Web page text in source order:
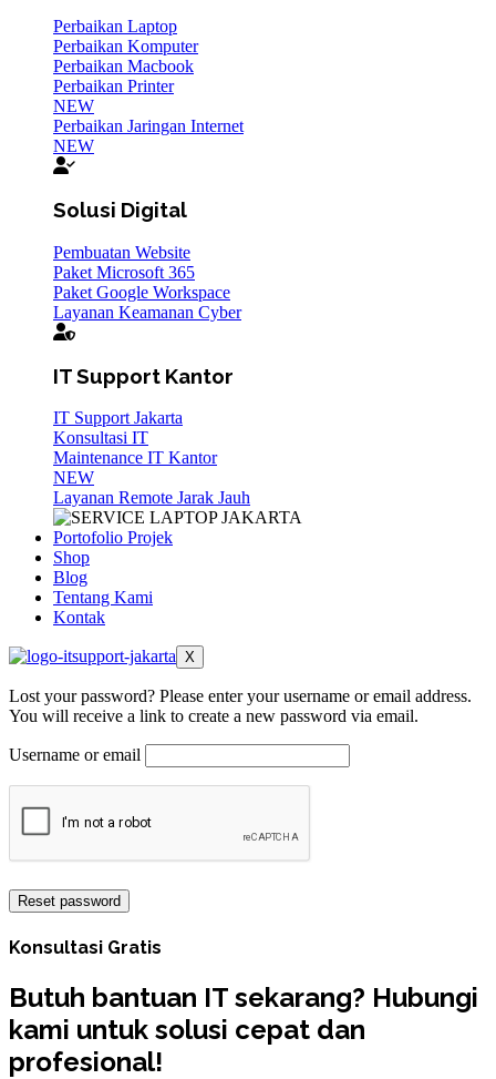
Perbaikan Laptop
Perbaikan Komputer
Perbaikan Macbook
Perbaikan Printer
NEW
Perbaikan Jaringan Internet
NEW
Solusi Digital
Pembuatan Website
Paket Microsoft 365
Paket Google Workspace
Layanan Keamanan Cyber
IT Support Kantor
IT Support Jakarta
Konsultasi IT
Maintenance IT Kantor
NEW
Layanan Remote Jarak Jauh
Portofolio Projek
Shop
Blog
Tentang Kami
Kontak
X
Lost your password? Please enter your username or email address.
You will receive a link to create a new password via email.
Username or email
Reset password
Konsultasi Gratis
Butuh bantuan IT sekarang? Hubungi
kami untuk solusi cepat dan
profesional!